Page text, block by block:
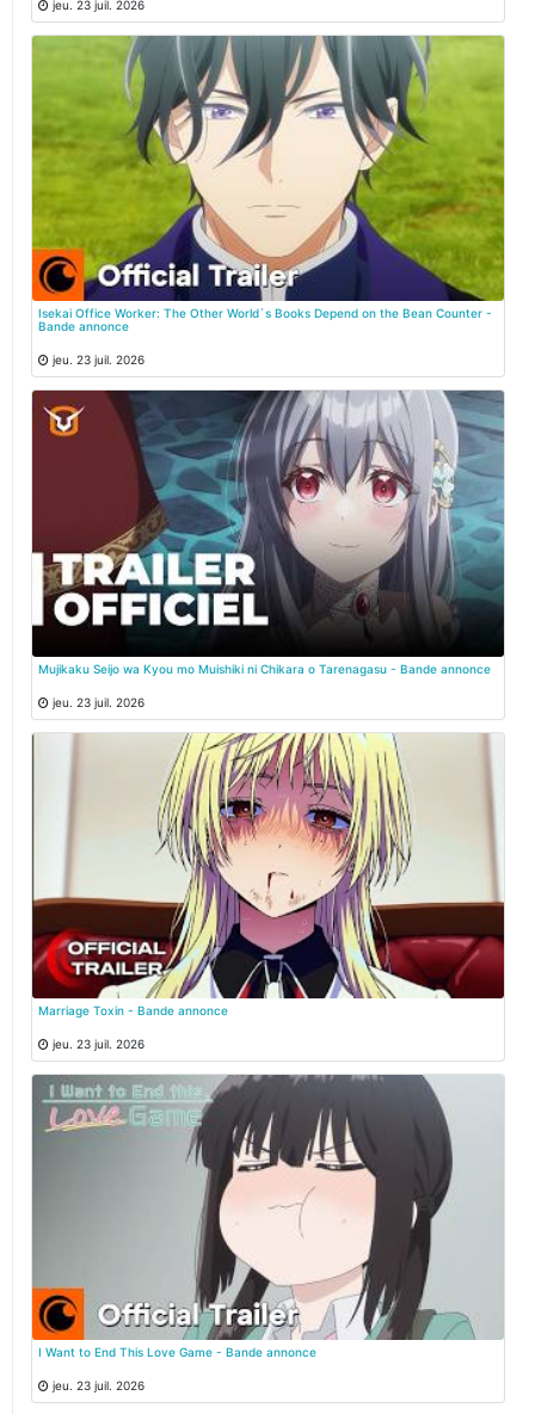
jeu. 23 juil. 2026
Isekai Office Worker: The Other World`s Books Depend on the Bean Counter -
Bande annonce
jeu. 23 juil. 2026
Mujikaku Seijo wa Kyou mo Muishiki ni Chikara o Tarenagasu - Bande annonce
jeu. 23 juil. 2026
Marriage Toxin - Bande annonce
jeu. 23 juil. 2026
I Want to End This Love Game - Bande annonce
jeu. 23 juil. 2026